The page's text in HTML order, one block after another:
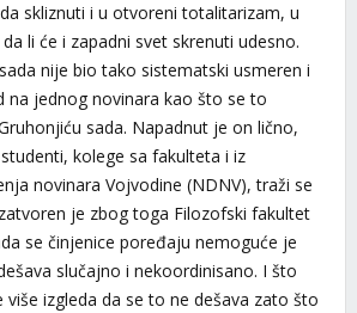
skliznuti i u otvoreni totalitarizam, u
li će i zapadni svet skrenuti udesno.
nije bio tako sistematski usmeren i
na jednog novinara kao što se to
sada. Napadnut je on lično,
kolege sa fakulteta i iz
novinara Vojvodine (NDNV), traži se
je zbog toga Filozofski fakultet
se činjenice poređaju nemoguće je
slučajno i nekoordinisano. I što
više izgleda da se to ne dešava zato što